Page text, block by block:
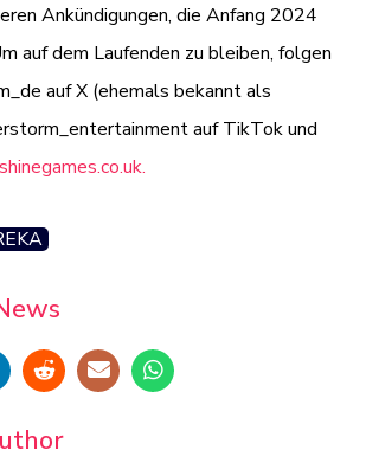
Ankündigungen, die Anfang 2024
auf dem Laufenden zu bleiben, folgen
auf X (ehemals bekannt als
auf TikTok und